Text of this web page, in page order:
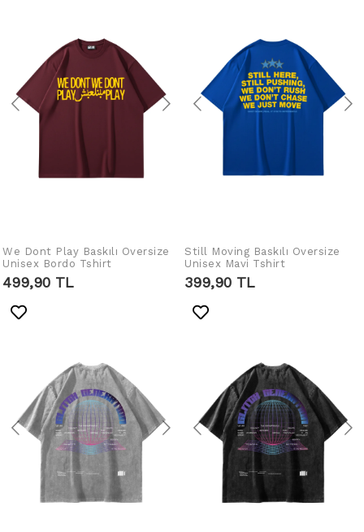
IN DEN WARENKORB
LEGEN
We Dont Play Baskılı Oversize
Unisex Bordo Tshirt
499,90 TL
IN DEN WARENKORB
LEGEN
Still Moving Baskılı Oversize
Unisex Mavi Tshirt
399,90 TL